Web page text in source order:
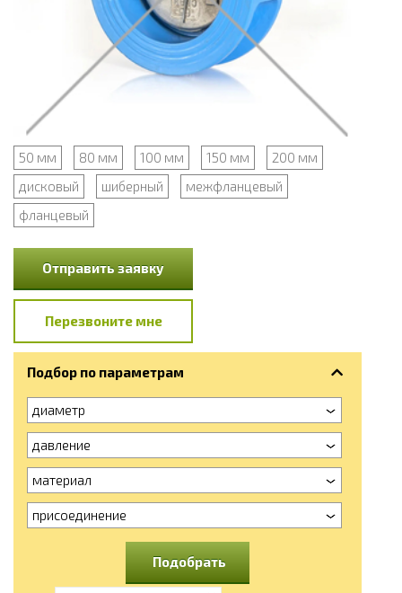
50 мм 80 мм 100 мм 150 мм
200 мм
дисковый
шиберный
межфланцевый
фланцевый
Отправить заявку
Перезвоните мне
Подбор по параметрам
диаметр
давление
материал
присоединение
Подобрать